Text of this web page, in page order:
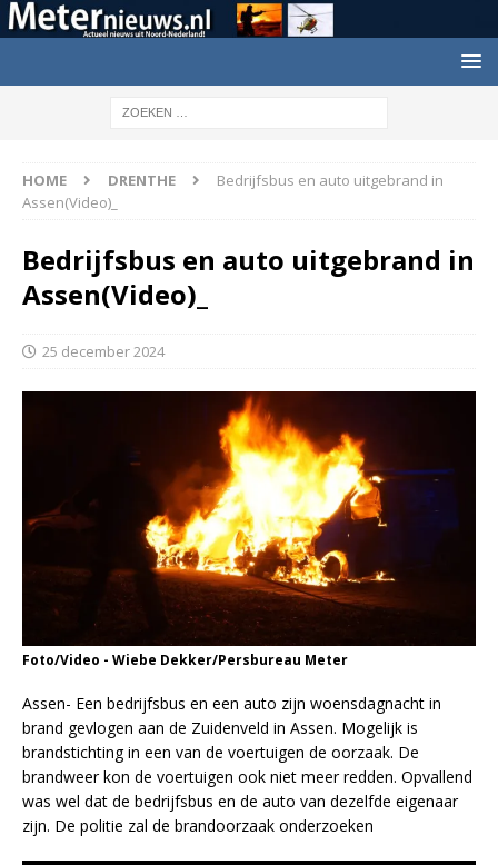
HOME DRENTHE
Bedrijfsbus en auto uitgebrand in
Assen(Video)_
Bedrijfsbus en auto uitgebrand in
Assen(Video)_
25 december 2024
Foto/Video - Wiebe Dekker/Persbureau Meter
Assen- Een bedrijfsbus en een auto zijn woensdagnacht in
brand gevlogen aan de Zuidenveld in Assen. Mogelijk is
brandstichting in een van de voertuigen de oorzaak. De
brandweer kon de voertuigen ook niet meer redden. Opvallend
was wel dat de bedrijfsbus en de auto van dezelfde eigenaar
zijn. De politie zal de brandoorzaak onderzoeken